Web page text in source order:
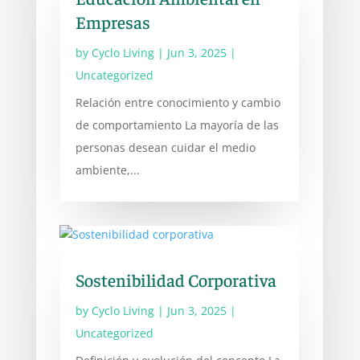
Empresas
by Cyclo Living| Jun 3, 2025|
Uncategorized
Relación entre conocimiento y cambio
de comportamiento La mayoría de las
personas desean cuidar el medio
ambiente,...
Sostenibilidad Corporativa
by Cyclo Living| Jun 3, 2025|
Uncategorized